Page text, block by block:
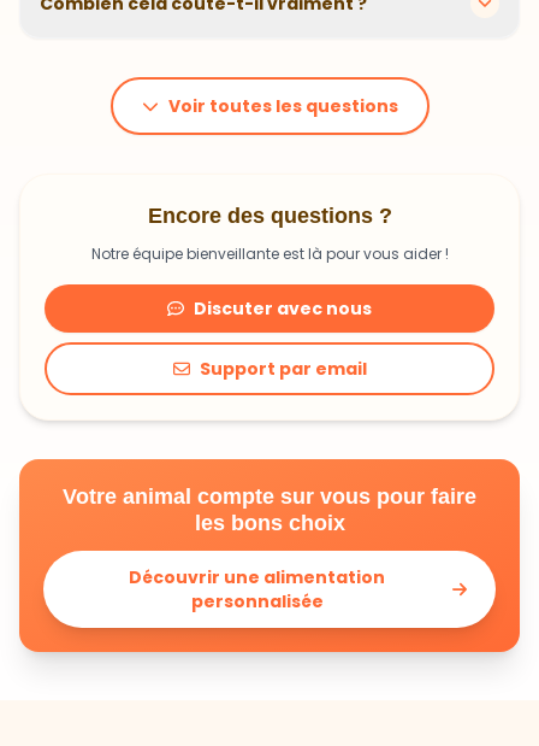
animal. En moyenne, comptez 1,20€ à 1,99€ par jour.
C'est un investissement dans sa santé qui peut vous
faire économiser en frais vétérinaires !
Voir toutes les questions
Encore des questions ?
Notre équipe bienveillante est là pour vous aider !
Discuter avec nous
Support par email
Votre animal compte sur vous pour faire
les bons choix
Découvrir une alimentation
personnalisée